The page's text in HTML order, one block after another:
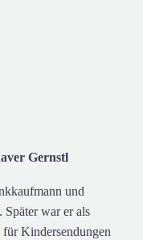
Gernstl
und
Später war er als
Kindersendungen